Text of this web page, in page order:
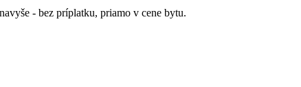
- bez príplatku, priamo v cene bytu.